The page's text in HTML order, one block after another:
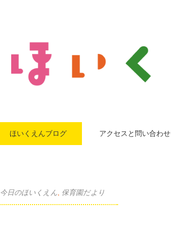
ほいくえんブログ アクセスと問い合わせ
今日のほいくえん, 保育園だより